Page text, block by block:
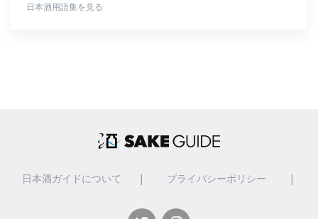
日本酒用語集を見る
日本酒ガイドについて | プライバシーポリシー |